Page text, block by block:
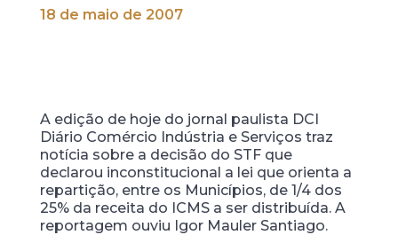
18 de maio de 2007
A edição de hoje do jornal paulista DCI
Diário Comércio Indústria e Serviços traz
notícia sobre a decisão do STF que
declarou inconstitucional a lei que orienta a
repartição, entre os Municípios, de 1/4 dos
25% da receita do ICMS a ser distribuída. A
reportagem ouviu Igor Mauler Santiago.